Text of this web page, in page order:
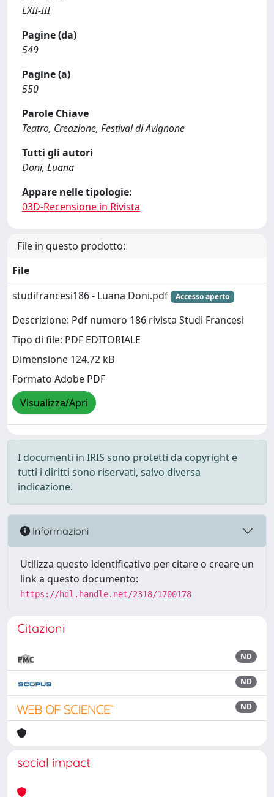
LXII-III
Pagine (da)
549
Pagine (a)
550
Parole Chiave
Teatro, Creazione, Festival di Avignone
Tutti gli autori
Doni, Luana
Appare nelle tipologie:
03D-Recensione in Rivista
File in questo prodotto:
File
studifrancesi186 - Luana Doni.pdf
Accesso aperto
Descrizione: Pdf numero 186 rivista Studi Francesi
Tipo di file: PDF EDITORIALE
Dimensione 124.72 kB
Formato Adobe PDF
Visualizza/Apri
I documenti in IRIS sono protetti da copyright e
tutti i diritti sono riservati, salvo diversa
indicazione.
Informazioni
Utilizza questo identificativo per citare o creare un
link a questo documento:
https://hdl.handle.net/2318/1700178
Citazioni
ND
ND
ND
social impact